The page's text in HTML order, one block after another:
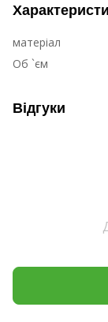
матеріал
Об `єм
Відгуки